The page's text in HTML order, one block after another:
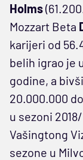
Holms
Mozzart Beta
karijeri od
belih igrao je
godine, a
20.000.000
u sezoni
Vašingtong
sezone u